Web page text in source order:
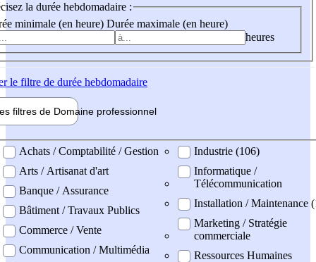
la durée hebdomadaire :
minimale (en heure) Durée maximale (en heure)
heures
le filtre de durée hebdomadaire
filtres de Domaine professionnel
professionel
Achats / Comptabilité / Gestion
Arts / Artisanat d'art
Banque / Assurance
Bâtiment / Travaux Publics
Commerce / Vente
Communication / Multimédia
Industrie (106)
Informatique /
Télécommunication
Installation / Maintenance
Marketing / Stratégie
commerciale
Ressources Humaines